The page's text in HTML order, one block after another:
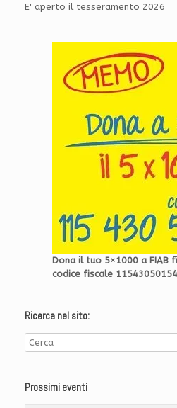
E' aperto il tesseramento 2026
Dona il tuo 5×1000 a FIAB
codice fiscale 11543050154
Ricerca nel sito:
Prossimi eventi